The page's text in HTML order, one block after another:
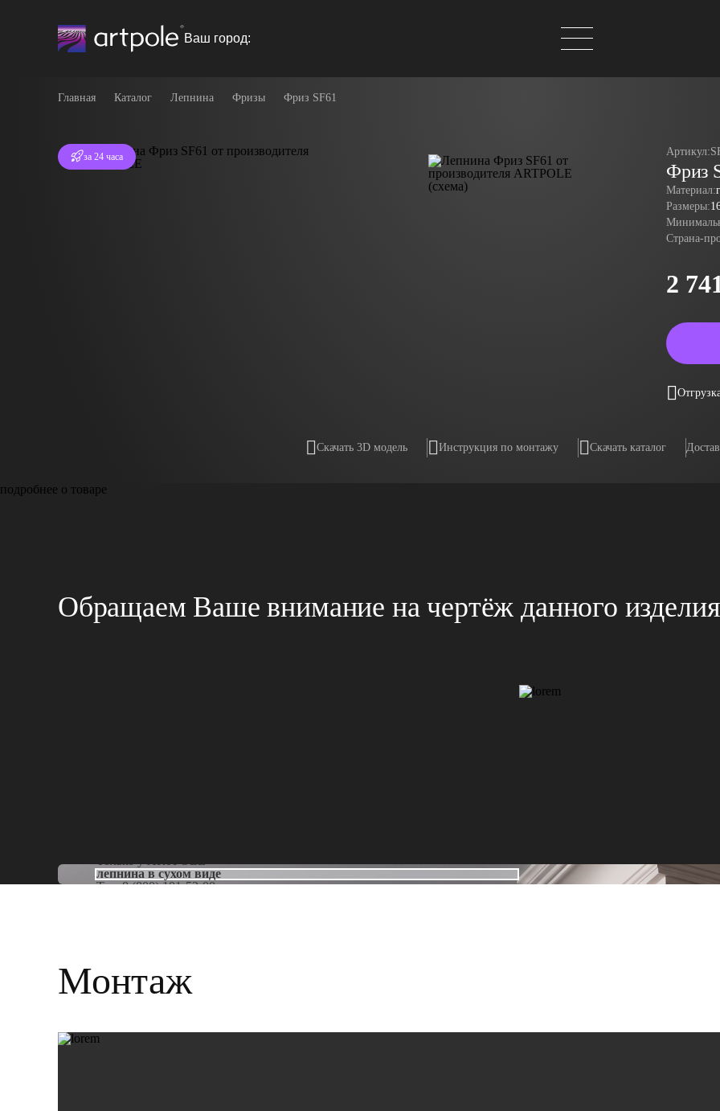
Ваш город:
Главная Каталог Лепнина Фризы Фриз SF61
за 24 часа Артикул:
Фриз
Материал:
Размеры:
Страна-
2
Скачать 3D модель Инструкция по монтажу Скачать каталог
подробнее о товаре
Обращаем Ваше внимание на чертёж данного изделия
Только уARTPOLE
лепнина в сухом виде
Тел:8 (800) 101-53-00
Монтаж